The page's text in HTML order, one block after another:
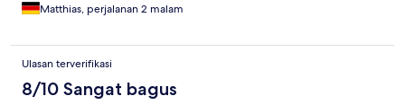
Matthias, perjalanan 2 malam
Ulasan terverifikasi
8/10 Sangat bagus